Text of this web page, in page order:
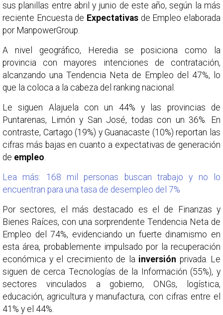
sus planillas entre abril y junio de este año, según la más
reciente Encuesta de Expectativas de Empleo elaborada
por ManpowerGroup.
A nivel geográfico, Heredia se posiciona como la
provincia con mayores intenciones de contratación,
alcanzando una Tendencia Neta de Empleo del 47%, lo
que la coloca a la cabeza del ranking nacional.
Le siguen Alajuela con un 44% y las provincias de
Puntarenas, Limón y San José, todas con un 36%. En
contraste, Cartago (19%) y Guanacaste (10%) reportan las
cifras más bajas en cuanto a expectativas de generación
de empleo.
Lea más: 168 mil personas buscan trabajo y no lo
encuentran para una tasa de desempleo del 7%
Por sectores, el más destacado es el de Finanzas y
Bienes Raíces, con una sorprendente Tendencia Neta de
Empleo del 74%, evidenciando un fuerte dinamismo en
esta área, probablemente impulsado por la recuperación
económica y el crecimiento de la inversión privada. Le
siguen de cerca Tecnologías de la Información (55%), y
sectores vinculados a gobierno, ONGs, logística,
educación, agricultura y manufactura, con cifras entre el
41% y el 44%.